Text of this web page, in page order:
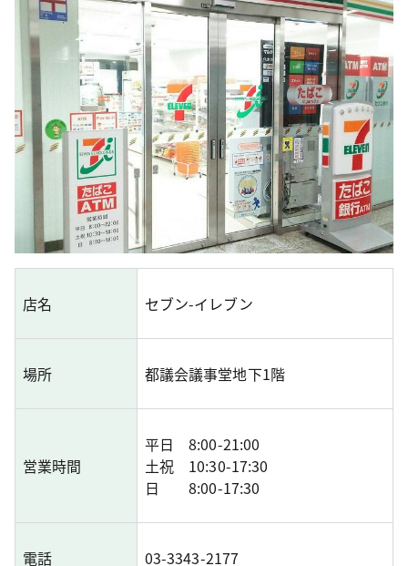
店名 セブン-イレブン
場所 都議会議事堂地下1階
営業時間
平日 8:00-21:00
土祝 10:30-17:30
日 8:00-17:30
電話 03-3343-2177